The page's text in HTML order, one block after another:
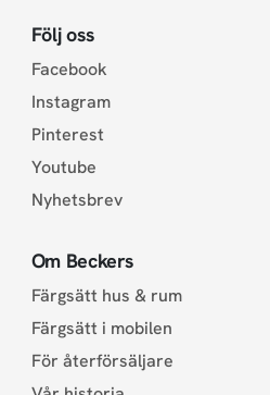
Följ oss
Facebook
Instagram
Pinterest
Youtube
Nyhetsbrev
Om Beckers
Färgsätt hus & rum
Färgsätt i mobilen
För återförsäljare